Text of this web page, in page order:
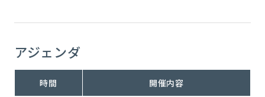
アジェンダ
時間 開催内容